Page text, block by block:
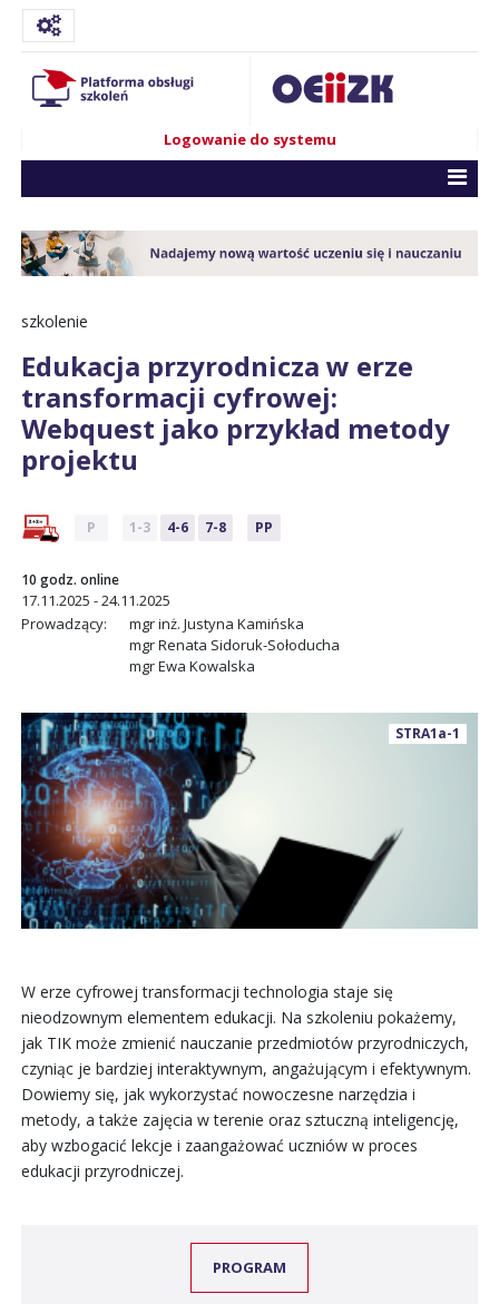
Logowanie do systemu
szkolenie
Edukacja przyrodnicza w erze
transformacji cyfrowej:
Webquest jako przykład metody
projektu
P 1-3 4-6 7-8 PP
10 godz. online
17.11.2025 - 24.11.2025
Prowadzący:
mgr inż. Justyna Kamińska
mgr Renata Sidoruk-Sołoducha
mgr Ewa Kowalska
STRA1a-1
W erze cyfrowej transformacji technologia staje się
nieodzownym elementem edukacji. Na szkoleniu pokażemy,
jak TIK może zmienić nauczanie przedmiotów przyrodniczych,
czyniąc je bardziej interaktywnym, angażującym i efektywnym.
Dowiemy się, jak wykorzystać nowoczesne narzędzia i
metody, a także zajęcia w terenie oraz sztuczną inteligencję,
aby wzbogacić lekcje i zaangażować uczniów w proces
edukacji przyrodniczej.
PROGRAM